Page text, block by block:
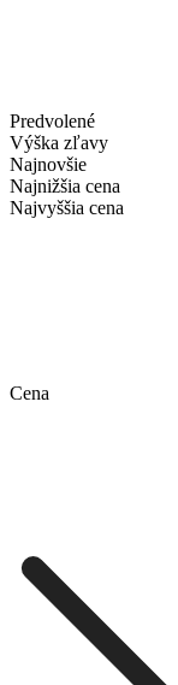
Predvolené
Výška zľavy
Najnovšie
Najnižšia cena
Najvyššia cena
Cena